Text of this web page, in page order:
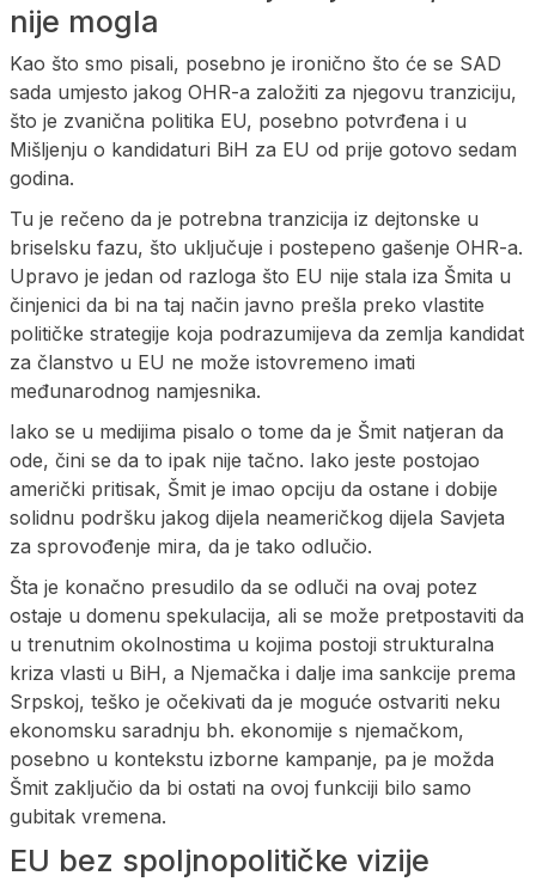
nije mogla
Kao što smo pisali, posebno je ironično što će se SAD
sada umjesto jakog OHR-a založiti za njegovu tranziciju,
što je zvanična politika EU, posebno potvrđena i u
Mišljenju o kandidaturi BiH za EU od prije gotovo sedam
godina.
Tu je rečeno da je potrebna tranzicija iz dejtonske u
briselsku fazu, što uključuje i postepeno gašenje OHR-a.
Upravo je jedan od razloga što EU nije stala iza Šmita u
činjenici da bi na taj način javno prešla preko vlastite
političke strategije koja podrazumijeva da zemlja kandidat
za članstvo u EU ne može istovremeno imati
međunarodnog namjesnika.
Iako se u medijima pisalo o tome da je Šmit natjeran da
ode, čini se da to ipak nije tačno. Iako jeste postojao
američki pritisak, Šmit je imao opciju da ostane i dobije
solidnu podršku jakog dijela neameričkog dijela Savjeta
za sprovođenje mira, da je tako odlučio.
Šta je konačno presudilo da se odluči na ovaj potez
ostaje u domenu spekulacija, ali se može pretpostaviti da
u trenutnim okolnostima u kojima postoji strukturalna
kriza vlasti u BiH, a Njemačka i dalje ima sankcije prema
Srpskoj, teško je očekivati da je moguće ostvariti neku
ekonomsku saradnju bh. ekonomije s njemačkom,
posebno u kontekstu izborne kampanje, pa je možda
Šmit zaključio da bi ostati na ovoj funkciji bilo samo
gubitak vremena.
EU bez spoljnopolitičke vizije